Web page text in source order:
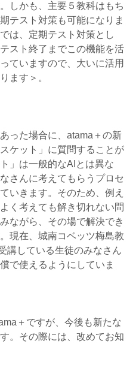
しかも、主要５教科はもち
テスト対策も可能になりま
は、定期テスト対策とし
スト終了までこの機能を活
ていますので、大いに活用
ます＞。
った場合に、atama＋の新
ケット」に質問することが
」は一般的なAIとは異な
さんに考えてもらうプロセ
いきます。そのため、例え
く考えても解き切れない問
ながら、その場で解決でき
現在、城南コベッツ梅島教
講している生徒のみなさん
で使えるようにしていま
＋ですが、今後も新たな
。その際には、改めてお知